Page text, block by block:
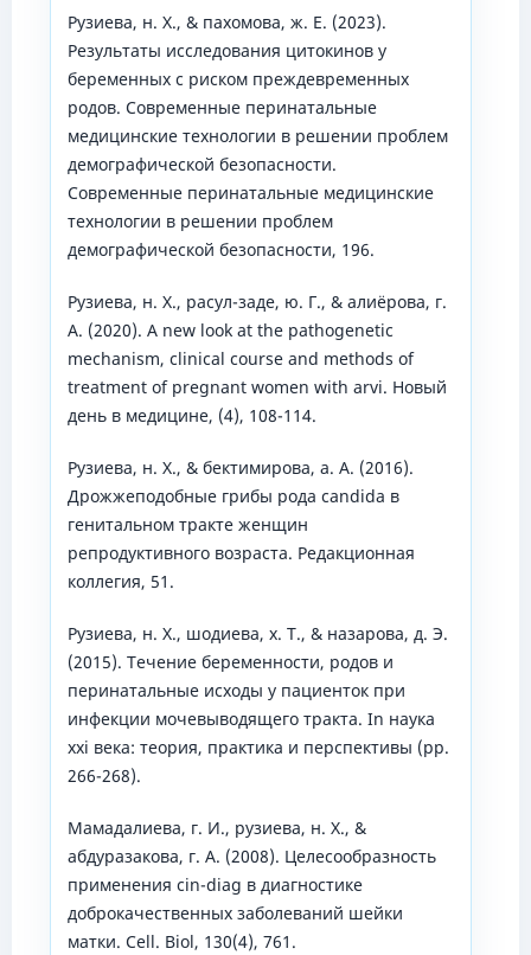
Рузиева, н. Х., & пахомова, ж. Е. (2023).
Результаты исследования цитокинов у
беременных с риском преждевременных
родов. Современные перинатальные
медицинские технологии в решении проблем
демографической безопасности.
Современные перинатальные медицинские
технологии в решении проблем
демографической безопасности, 196.
Рузиева, н. Х., расул-заде, ю. Г., & алиёрова, г.
А. (2020). A new look at the pathogenetic
mechanism, clinical course and methods of
treatment of pregnant women with arvi. Новый
день в медицине, (4), 108-114.
Рузиева, н. Х., & бектимирова, а. А. (2016).
Дрожжеподобные грибы рода candida в
генитальном тракте женщин
репродуктивного возраста. Редакционная
коллегия, 51.
Рузиева, н. Х., шодиева, х. Т., & назарова, д. Э.
(2015). Течение беременности, родов и
перинатальные исходы у пациенток при
инфекции мочевыводящего тракта. In наука
xxi века: теория, практика и перспективы (pp.
266-268).
Мамадалиева, г. И., рузиева, н. Х., &
абдуразакова, г. А. (2008). Целесообразность
применения cin-diag в диагностике
доброкачественных заболеваний шейки
матки. Cell. Biol, 130(4), 761.